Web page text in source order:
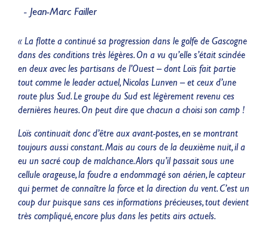
- Jean-Marc Failler
« La flotte a continué sa progression dans le golfe de Gascogne
dans des conditions très légères. On a vu qu’elle s’était scindée
en deux avec les partisans de l’Ouest – dont Loïs fait partie
tout comme le leader actuel, Nicolas Lunven – et ceux d’une
route plus Sud. Le groupe du Sud est légèrement revenu ces
dernières heures. On peut dire que chacun a choisi son camp !
Loïs continuait donc d’être aux avant-postes, en se montrant
toujours aussi constant. Mais au cours de la deuxième nuit, il a
eu un sacré coup de malchance. Alors qu’il passait sous une
cellule orageuse, la foudre a endommagé son aérien, le capteur
qui permet de connaître la force et la direction du vent. C’est un
coup dur puisque sans ces informations précieuses, tout devient
très compliqué, encore plus dans les petits airs actuels.